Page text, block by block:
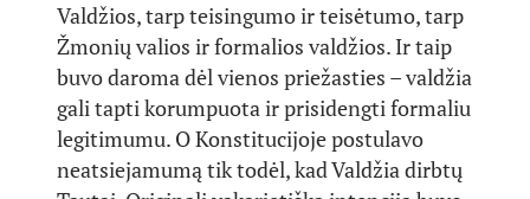
Valdžios, tarp teisingumo ir teisėtumo, tarp
Žmonių valios ir formalios valdžios. Ir taip
buvo daroma dėl vienos priežasties – valdžia
gali tapti korumpuota ir prisidengti formaliu
legitimumu. O Konstitucijoje postulavo
neatsiejamumą tik todėl, kad Valdžia dirbtų